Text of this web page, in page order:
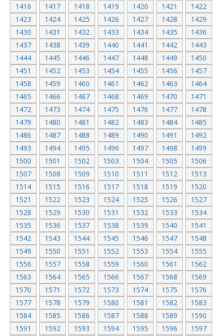
1416 1417 1418 1419 1420 1421
1422
1423
1424 1425 1426 1427 1428
1429
1430
1431 1432 1433 1434 1435
1436
1437
1438 1439 1440 1441 1442
1443
1444
1445 1446 1447 1448 1449
1450
1451
1452 1453 1454 1455 1456
1457
1458
1459 1460 1461 1462 1463
1464
1465
1466 1467 1468 1469 1470
1471
1472
1473 1474 1475 1476 1477
1478
1479
1480 1481 1482 1483 1484
1485
1486
1487 1488 1489 1490 1491
1492
1493
1494 1495 1496 1497 1498
1499
1500
1501 1502 1503 1504 1505
1506
1507
1508 1509 1510 1511 1512
1513
1514
1515 1516 1517 1518 1519
1520
1521
1522 1523 1524 1525 1526
1527
1528
1529 1530 1531 1532 1533
1534
1535
1536 1537 1538 1539 1540
1541
1542
1543 1544 1545 1546 1547
1548
1549
1550 1551 1552 1553 1554
1555
1556
1557 1558 1559 1560 1561
1562
1563
1564 1565 1566 1567 1568
1569
1570
1571 1572 1573 1574 1575
1576
1577
1578 1579 1580 1581 1582
1583
1584
1585 1586 1587 1588 1589
1590
1591
1592 1593 1594 1595 1596
1597